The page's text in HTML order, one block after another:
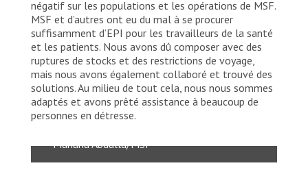
négatif sur les populations et les opérations de MSF.
MSF et d’autres ont eu du mal à se procurer
suffisamment d’EPI pour les travailleurs de la santé
et les patients. Nous avons dû composer avec des
ruptures de stocks et des restrictions de voyage,
mais nous avons également collaboré et trouvé des
solutions. Au milieu de tout cela, nous nous sommes
adaptés et avons prêté assistance à beaucoup de
personnes en détresse.
MSF mène des activités de promotion de la
santé, fait du triage, offre des
consultations de base et distribue des
trousses d’hygiène à Rio de Janeiro.
Mariana Abdalla/MSF